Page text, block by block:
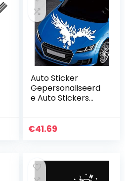
Auto Sticker
Gepersonaliseerd
e Auto Stickers
Auto Styling Stick
€41.69